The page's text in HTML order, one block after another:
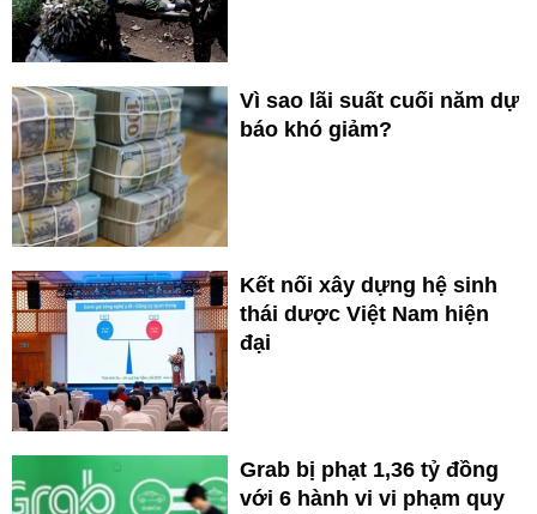
Vì sao lãi suất cuối năm dự
báo khó giảm?
Kết nối xây dựng hệ sinh
thái dược Việt Nam hiện
đại
Grab bị phạt 1,36 tỷ đồng
với 6 hành vi vi phạm quy